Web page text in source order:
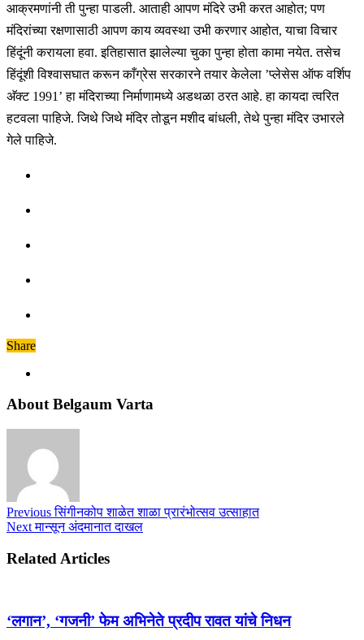
आक्रमणांनी ती पुन्हा पाडली. आताही आपण मंदिरे उभी करत आहोत; पण
मंदिरांच्या रक्षणासाठी आपण काय व्यवस्था उभी करणार आहोत, याचा विचार
हिंदूंनी करायला हवा. इतिहासात झालेल्या चुका पुन्हा होता कामा नयेत. तसेच
हिंदूंशी विश्वासघात करून काँग्रेस सरकारने तयार केलेला ’प्लेसेस ऑफ वर्शिप
अ‍ॅक्ट 1991’ हा मंदिराच्या निर्माणामध्ये अडथळा ठरत आहे. हा कायदा त्वरित
हटवला पाहिजे. जिथे जिथे मंदिर तोडून मशीद बांधली, तेथे पुन्हा मंदिर उभारले
गेले पाहिजे.
Share
About Belgaum Varta
Previousसिंगीनकोप शाळेत शाळा प्रारंभोत्सव उत्साहात
Nextमान्सून अंदमानात दाखल
Related Articles
‘लगान’, ‘गजनी’ फेम अभिनेते प्रदीप रावत यांचे निधन